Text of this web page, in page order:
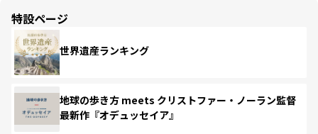
特設ページ
世界遺産ランキング
地球の歩き方 meets クリストファー・ノーラン監督
最新作『オデュッセイア』